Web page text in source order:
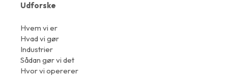
Udforske
Hvem vi er
Hvad vi gør
Industrier
Sådan gør vi det
Hvor vi opererer